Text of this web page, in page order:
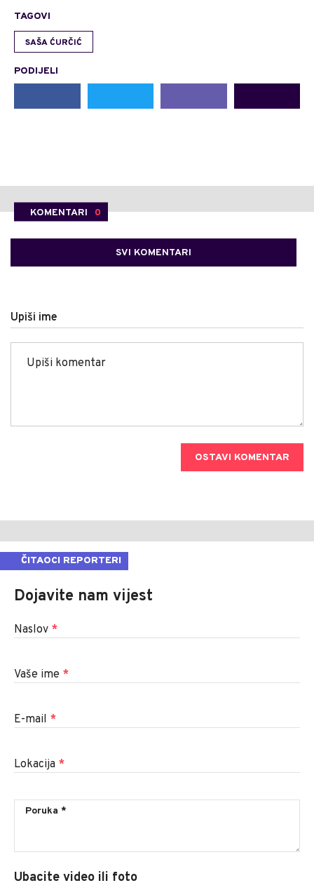
TAGOVI
SAŠA ĆURČIĆ
PODIJELI
KOMENTARI 0
SVI KOMENTARI
Upiši ime
OSTAVI KOMENTAR
ČITAOCI REPORTERI
Dojavite nam vijest
Naslov *
Vaše ime *
E-mail *
Lokacija *
Ubacite video ili foto